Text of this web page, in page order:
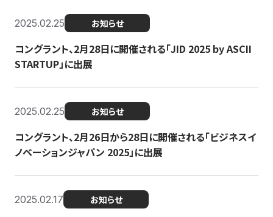
2025.02.25 お知らせ
コングラント、2月28日に開催される「JID 2025 by ASCII
STARTUP」に出展
2025.02.25 お知らせ
コングラント、2月26日から28日に開催される「ビジネスイ
ノベーションジャパン 2025」に出展
2025.02.17 お知らせ